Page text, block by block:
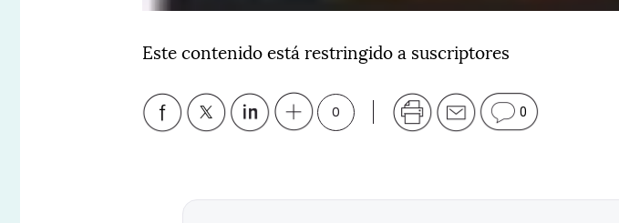
Este contenido está restringido a suscriptores
0 0